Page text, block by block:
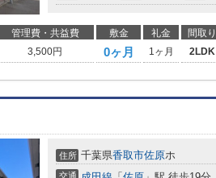
管理費・共益費 敷金 礼金 間取り
3,500円 0ヶ月 1ヶ月 2LDK
住所 千葉県香取市佐原ホ
交通